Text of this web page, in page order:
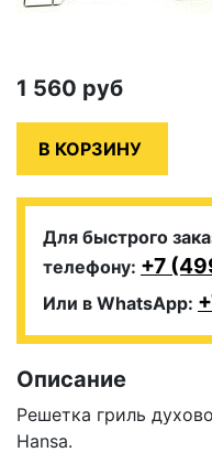
1 560 руб
Для быстрого
телефону: +7
Или в WhatsApp:
Описание
Решетка гриль
Hansa.